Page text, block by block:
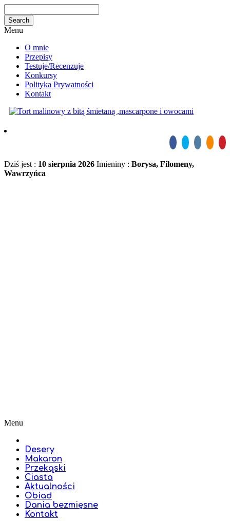
Menu
O mnie
Przepisy
Testuje/Recenzuje
Konkursy
Polityka Prywatności
Kontakt
Dziś jest : 10 sierpnia 2026 Imieniny : Borysa, Filomeny,
Wawrzyńca
Menu
Desery
Makaron
Przekąski
Ciasta
Aktualności
Obiad
Dania bezmięsne
Kontakt